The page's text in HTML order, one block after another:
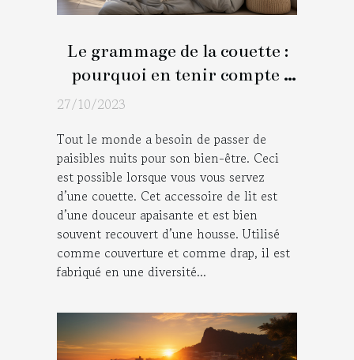
Le grammage de la couette :
pourquoi en tenir compte
pendant le choix?
27/10/2023
Tout le monde a besoin de passer de
paisibles nuits pour son bien-être. Ceci
est possible lorsque vous vous servez
d’une couette. Cet accessoire de lit est
d’une douceur apaisante et est bien
souvent recouvert d’une housse. Utilisé
comme couverture et comme drap, il est
fabriqué en une diversité...